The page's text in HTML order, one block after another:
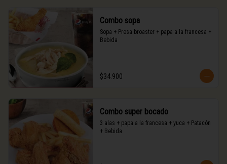
Combo sopa
Sopa + Presa broaster + papa a la francesa +
Bebida
$34.900
Combo super bocado
3 alas + papa a la francesa + yuca + Patacón
+ Bebida